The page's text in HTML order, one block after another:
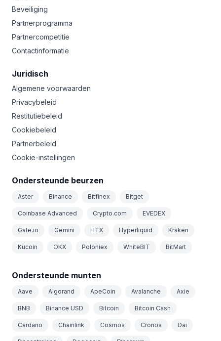
Beveiliging
Partnerprogramma
Partnercompetitie
Contactinformatie
Juridisch
Algemene voorwaarden
Privacybeleid
Restitutiebeleid
Cookiebeleid
Partnerbeleid
Cookie-instellingen
Ondersteunde beurzen
Aster Binance Bitfinex Bitget
Coinbase Advanced Crypto.com EVEDEX
Gate.io Gemini HTX Hyperliquid Kraken
Kucoin OKX Poloniex WhiteBIT BitMart
Ondersteunde munten
Aave Algorand ApeCoin Avalanche Axie
BNB Binance USD Bitcoin Bitcoin Cash
Cardano Chainlink Cosmos Cronos Dai